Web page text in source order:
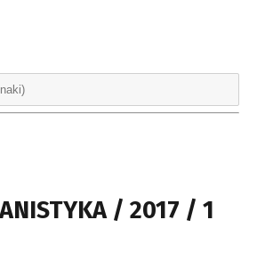
/ 2017 / 1